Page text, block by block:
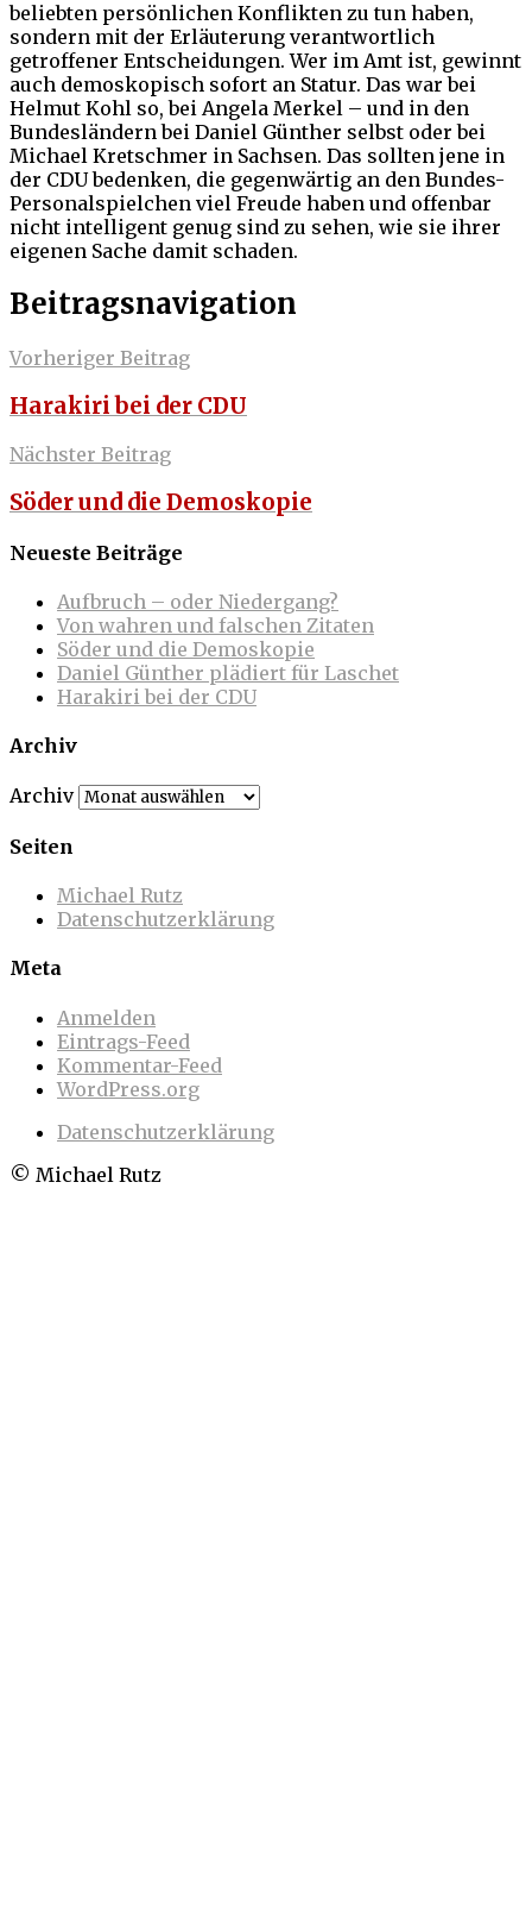
beliebten persönlichen Konflikten zu tun haben,
sondern mit der Erläuterung verantwortlich
getroffener Entscheidungen. Wer im Amt ist, gewinnt
auch demoskopisch sofort an Statur. Das war bei
Helmut Kohl so, bei Angela Merkel – und in den
Bundesländern bei Daniel Günther selbst oder bei
Michael Kretschmer in Sachsen. Das sollten jene in
der CDU bedenken, die gegenwärtig an den Bundes-
Personalspielchen viel Freude haben und offenbar
nicht intelligent genug sind zu sehen, wie sie ihrer
eigenen Sache damit schaden.
Beitragsnavigation
Vorheriger Beitrag
Harakiri bei der CDU
Nächster Beitrag
Söder und die Demoskopie
Neueste Beiträge
Aufbruch – oder Niedergang?
Von wahren und falschen Zitaten
Söder und die Demoskopie
Daniel Günther plädiert für Laschet
Harakiri bei der CDU
Archiv
Archiv
Seiten
Michael Rutz
Datenschutzerklärung
Meta
Anmelden
Eintrags-Feed
Kommentar-Feed
WordPress.org
Datenschutzerklärung
© Michael Rutz